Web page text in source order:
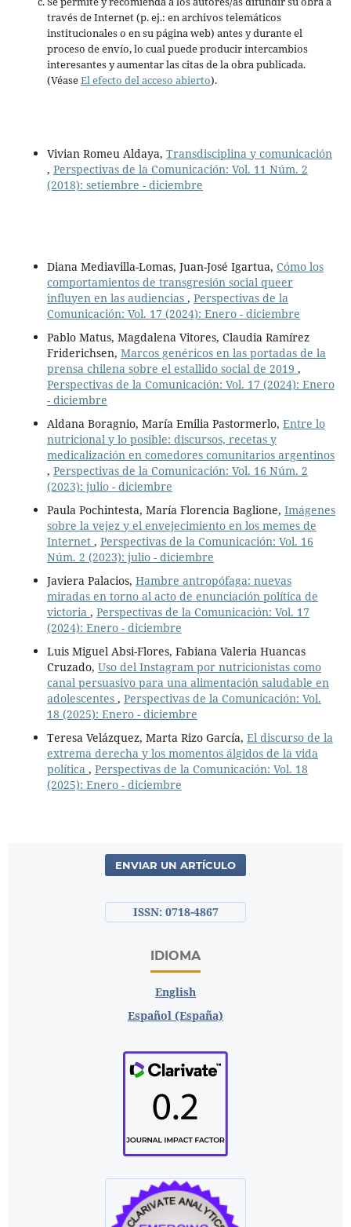
través de Internet (p. ej.: en archivos telemáticos
institucionales o en su página web) antes y durante el
proceso de envío, lo cual puede producir intercambios
interesantes y aumentar las citas de la obra publicada.
(VéaseEl efecto del acceso abierto).
Vivian Romeu Aldaya, Transdisciplina y comunicación
, Perspectivas de la Comunicación: Vol. 11 Núm. 2
(2018): setiembre - diciembre
Diana Mediavilla-Lomas, Juan-José Igartua, Cómo los
comportamientos de transgresión social queer
influyen en las audiencias , Perspectivas de la
Comunicación: Vol. 17 (2024): Enero - diciembre
Pablo Matus, Magdalena Vitores, Claudia Ramírez
Friderichsen, Marcos genéricos en las portadas de la
prensa chilena sobre el estallido social de 2019 ,
Perspectivas de la Comunicación: Vol. 17 (2024): Enero
- diciembre
Aldana Boragnio, María Emilia Pastormerlo, Entre lo
nutricional y lo posible: discursos, recetas y
medicalización en comedores comunitarios argentinos
, Perspectivas de la Comunicación: Vol. 16 Núm. 2
(2023): julio - diciembre
Paula Pochintesta, María Florencia Baglione, Imágenes
sobre la vejez y el envejecimiento en los memes de
Internet , Perspectivas de la Comunicación: Vol. 16
Núm. 2 (2023): julio - diciembre
Javiera Palacios, Hambre antropófaga: nuevas
miradas en torno al acto de enunciación política de
victoria , Perspectivas de la Comunicación: Vol. 17
(2024): Enero - diciembre
Luis Miguel Absi-Flores, Fabiana Valeria Huancas
Cruzado, Uso del Instagram por nutricionistas como
canal persuasivo para una alimentación saludable en
adolescentes , Perspectivas de la Comunicación: Vol.
18 (2025): Enero - diciembre
Teresa Velázquez, Marta Rizo García, El discurso de la
extrema derecha y los momentos álgidos de la vida
política , Perspectivas de la Comunicación: Vol. 18
(2025): Enero - diciembre
ENVIAR UN ARTÍCULO
ISSN: 0718-4867
IDIOMA
English
Español (España)